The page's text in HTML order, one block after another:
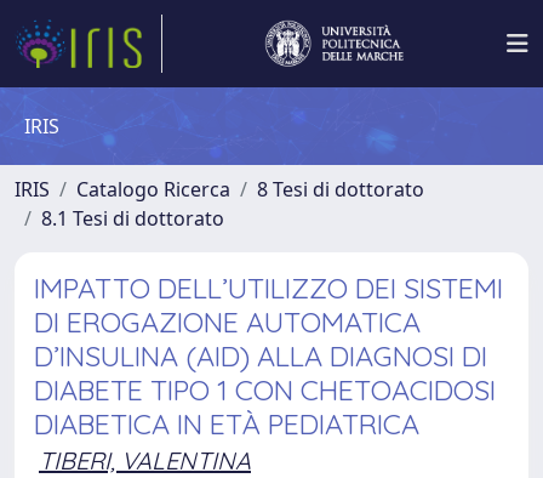
IRIS
IRIS Catalogo Ricerca
8 Tesi di dottorato
8.1 Tesi di dottorato
IMPATTO DELL’UTILIZZO DEI SISTEMI
DI EROGAZIONE AUTOMATICA
D’INSULINA (AID) ALLA DIAGNOSI DI
DIABETE TIPO 1 CON CHETOACIDOSI
DIABETICA IN ETÀ PEDIATRICA
TIBERI, VALENTINA